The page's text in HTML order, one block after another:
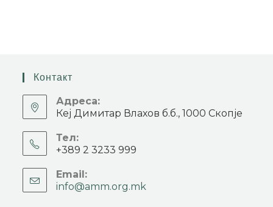
Контакт
Адреса:
Кеј Димитар Влахов б.б., 1000 Скопје
Тел:
+389 2 3233 999
Email:
info@amm.org.mk